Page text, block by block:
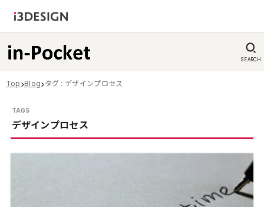
SEARCH
Top Blog タグ : デザインプロセス
デザインプロセス